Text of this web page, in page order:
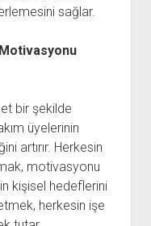
sağlar.
bir şekilde
üyelerinin
artırır. Herkesin
motivasyonu
kişisel hedeflerini
herkesin işe